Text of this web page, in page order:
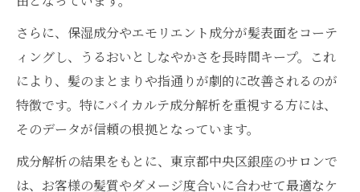
さらに、保湿成分やエモリエント成分が髪表面をコーテ
ィングし、うるおいとしなやかさを長時間キープ。これ
により、髪のまとまりや指通りが劇的に改善されるのが
特徴です。特にバイカルテ成分解析を重視する方には、
そのデータが信頼の根拠となっています。
成分解析の結果をもとに、東京都中央区銀座のサロンで
は、お客様の髪質やダメージ度合いに合わせて最適なケ